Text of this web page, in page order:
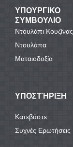
ΥΠΟΥΡΓΙΚΟ
ΣΥΜΒΟΥΛΙΟ
Ντουλάπι Κουζίνας
Ντουλάπα
Ματαιοδοξία
ΥΠΟΣΤΉΡΙΞΗ
Κατεβάστε
Συχνές Ερωτήσεις